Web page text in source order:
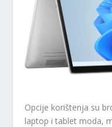
Opcije korištenja su
laptop i tablet moda,